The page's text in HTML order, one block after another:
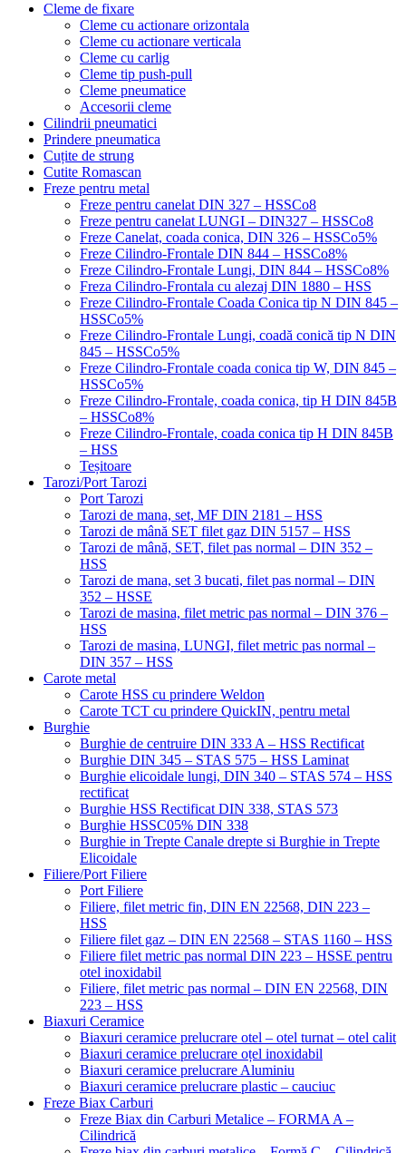
Cleme de fixare
Cleme cu actionare orizontala
Cleme cu actionare verticala
Cleme cu carlig
Cleme tip push-pull
Cleme pneumatice
Accesorii cleme
Cilindrii pneumatici
Prindere pneumatica
Cuțite de strung
Cutite Romascan
Freze pentru metal
Freze pentru canelat DIN 327 – HSSCo8
Freze pentru canelat LUNGI – DIN327 – HSSCo8
Freze Canelat, coada conica, DIN 326 – HSSCo5%
Freze Cilindro-Frontale DIN 844 – HSSCo8%
Freze Cilindro-Frontale Lungi, DIN 844 – HSSCo8%
Freza Cilindro-Frontala cu alezaj DIN 1880 – HSS
Freze Cilindro-Frontale Coada Conica tip N DIN 845 –
HSSCo5%
Freze Cilindro-Frontale Lungi, coadă conică tip N DIN
845 – HSSCo5%
Freze Cilindro-Frontale coada conica tip W, DIN 845 –
HSSCo5%
Freze Cilindro-Frontale, coada conica, tip H DIN 845B
– HSSCo8%
Freze Cilindro-Frontale, coada conica tip H DIN 845B
– HSS
Teșitoare
Tarozi/Port Tarozi
Port Tarozi
Tarozi de mana, set, MF DIN 2181 – HSS
Tarozi de mână SET filet gaz DIN 5157 – HSS
Tarozi de mână, SET, filet pas normal – DIN 352 –
HSS
Tarozi de mana, set 3 bucati, filet pas normal – DIN
352 – HSSE
Tarozi de masina, filet metric pas normal – DIN 376 –
HSS
Tarozi de masina, LUNGI, filet metric pas normal –
DIN 357 – HSS
Carote metal
Carote HSS cu prindere Weldon
Carote TCT cu prindere QuickIN, pentru metal
Burghie
Burghie de centruire DIN 333 A – HSS Rectificat
Burghie DIN 345 – STAS 575 – HSS Laminat
Burghie elicoidale lungi, DIN 340 – STAS 574 – HSS
rectificat
Burghie HSS Rectificat DIN 338, STAS 573
Burghie HSSC05% DIN 338
Burghie in Trepte Canale drepte si Burghie in Trepte
Elicoidale
Filiere/Port Filiere
Port Filiere
Filiere, filet metric fin, DIN EN 22568, DIN 223 –
HSS
Filiere filet gaz – DIN EN 22568 – STAS 1160 – HSS
Filiere filet metric pas normal DIN 223 – HSSE pentru
otel inoxidabil
Filiere, filet metric pas normal – DIN EN 22568, DIN
223 – HSS
Biaxuri Ceramice
Biaxuri ceramice prelucrare otel – otel turnat – otel calit
Biaxuri ceramice prelucrare oțel inoxidabil
Biaxuri ceramice prelucrare Aluminiu
Biaxuri ceramice prelucrare plastic – cauciuc
Freze Biax Carburi
Freze Biax din Carburi Metalice – FORMA A –
Cilindrică